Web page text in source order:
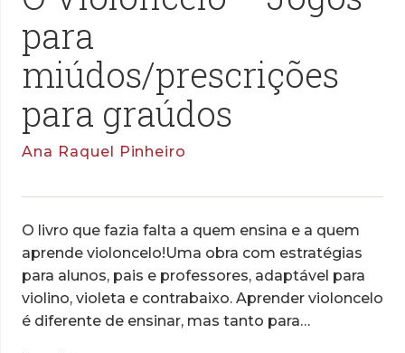
para
miúdos/prescrições
para graúdos
Ana Raquel Pinheiro
O livro que fazia falta a quem ensina e a quem
aprende violoncelo!Uma obra com estratégias
para alunos, pais e professores, adaptável para
violino, violeta e contrabaixo. Aprender violoncelo
é diferente de ensinar, mas tanto para…